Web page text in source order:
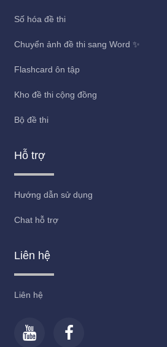
Số hóa đề thi
Chuyển ảnh đề thi sang Word ✨
Flashcard ôn tập
Kho đề thi cộng đồng
Bộ đề thi
Hỗ trợ
Hướng dẫn sử dụng
Chat hỗ trợ
Liên hệ
Liên hệ